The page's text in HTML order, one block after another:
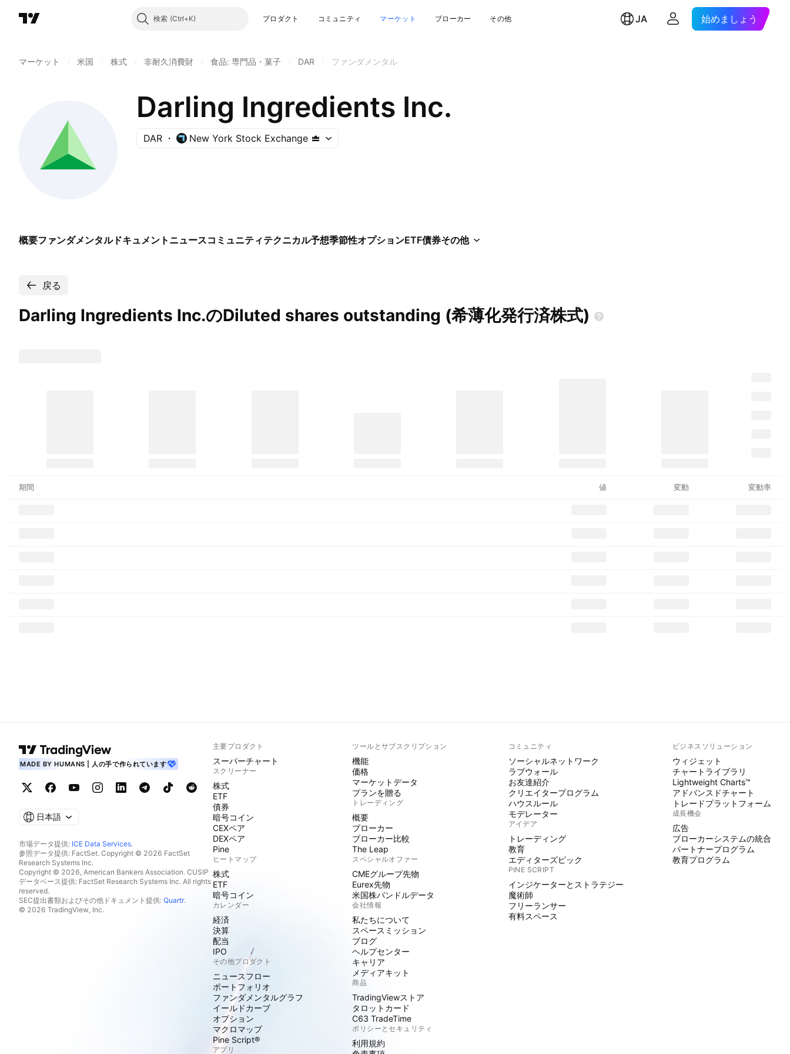
検索 プロダクト コミュニティ マーケット ブローカー その他 JA 始めましょう
マーケット 米国 株式 非耐久消費財 食品: 専門品・菓子 DAR ファンダメンタル
Darling Ingredients Inc.
DAR New York Stock Exchange
概要ファンダメンタルドキュメント ニュースコミュニティテクニカル予想季節性オプションETF債券その他
戻る
Darling Ingredients Inc.のDiluted shares outstanding (希薄化発行済株式)
期間 値 変動 変動率
MADE BY HUMANS | 人の手で作られています
日本語
市場データ提供: ICE Data Services.
参照データ提供: FactSet. Copyright © 2026 FactSet
Research Systems Inc.
Copyright © 2026, American Bankers Association. CUSIP
データベース提供: FactSet Research Systems Inc. All rights
reserved.
SEC提出書類およびその他ドキュメント提供: Quartr.
© 2026 TradingView, Inc.
主要プロダクト
スーパーチャート
スクリーナー
株式
ETF
債券
暗号コイン
CEXペア
DEXペア
Pine
ヒートマップ
株式
ETF
暗号コイン
カレンダー
経済
決算
配当
IPO
その他プロダクト
ニュースフロー
ポートフォリオ
ファンダメンタルグラフ
イールドカーブ
オプション
マクロマップ
Pine Script®
アプリ
ツールとサブスクリプション
機能
価格
マーケットデータ
プランを贈る
トレーディング
概要
ブローカー
ブローカー比較
The Leap
スペシャルオファー
CMEグループ先物
Eurex先物
米国株バンドルデータ
会社情報
私たちについて
スペースミッション
ブログ
ヘルプセンター
キャリア
メディアキット
商品
TradingViewストア
タロットカード
C63 TradeTime
ポリシーとセキュリティ
利用規約
コミュニティ
ソーシャルネットワーク
ラブウォール
お友達紹介
クリエイタープログラム
ハウスルール
モデレーター
アイデア
トレーディング
教育
エディターズピック
PINE SCRIPT
インジケーターとストラテジー
魔術師
フリーランサー
有料スペース
ビジネスソリューション
ウィジェット
チャートライブラリ
Lightweight Charts™
アドバンスドチャート
トレードプラットフォーム
成長機会
広告
ブローカーシステムの統合
パートナープログラム
教育プログラム